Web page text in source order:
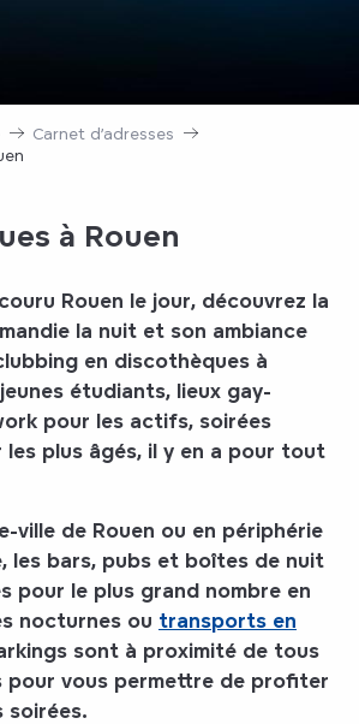
Carnet d’adresses
à Rouen
Rouen le jour, découvrez la
la nuit et son ambiance
en discothèques à
étudiants, lieux gay-
pour les actifs, soirées
les plus âgés, il y en a pour tout
ville de Rouen ou en périphérie
les bars, pubs et boîtes de nuit
pour le plus grand nombre en
nocturnes ou transports en
sont à proximité de tous
pour vous permettre de profiter
soirées.